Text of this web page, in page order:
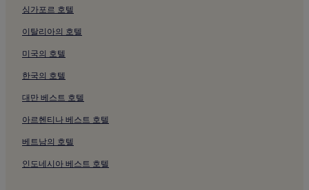
싱가포르 호텔
이탈리아의 호텔
미국의 호텔
한국의 호텔
대만 베스트 호텔
아르헨티나 베스트 호텔
베트남의 호텔
인도네시아 베스트 호텔